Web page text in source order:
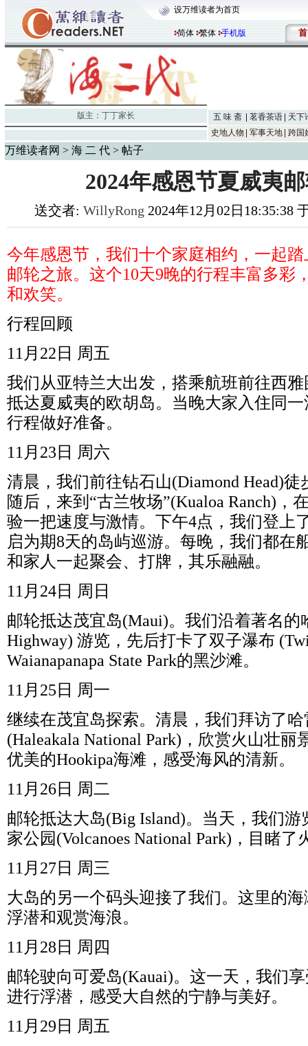
设万维读者为首页
简体 繁体 手机版 首
版主： 丁丁家长 五 味 斋 茗香茶语
天下
史地人物
军事天地 跨国
万维读者网 > 海 二 代 > 帖子
2024年感恩节夏威夷
送交者: WillyRong 2024年12月02日18:35:38
今年感恩节，我们十个家庭相约，一起
邮轮之旅。这个10天9晚的行程丰富多彩
和欢笑。
行程回顾
11 月 22 日 周五
我们从亚特兰大出发，搭乘航班前往西
抵达夏威夷的欧胡岛。当晚大家入住同
行程做好准备。
11 月 23 日 周六
清晨，我们前往钻石山(Diamond Head)徒
随后，来到“古兰牧场”(Kualoa Ranch) ，
验一把速度与激情。下午4点，我们登上
启为期8天的岛屿巡游。每晚，我们都在
和家人一起聚会、打牌，其乐融融。
11 月 24日 周日
邮轮抵达茂宜岛(Maui)。我们沿着著名的
Highway) 游览，先后打卡了双子瀑布
Waianapanapa State Park的黑沙滩。
11 月 25 日 周一
继续在茂宜岛探索。清晨，我们拜访了
(Haleakala National Park) ，欣赏火山壮丽
优美的Hookipa海滩，感受海风的清新。
11 月 26日 周二
邮轮抵达大岛(Big Island)。当天，我们游
家公园(Volcanoes National Park) ，目睹了
11 月 27日 周三
大岛的另一个码头迎接了我们。这里的
浮潜和观赏海浪。
11 月 28 日 周四
邮轮驶向可爱岛(Kauai)。这一天，我们
进行浮潜，感受大自然的宁静与美好。
11 月 29 日 周五